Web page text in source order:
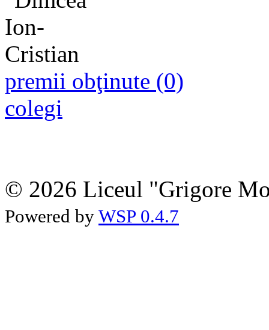
premii obţinute (0)
colegi
© 2026 Liceul "Grigore
Powered by WSP 0.4.7